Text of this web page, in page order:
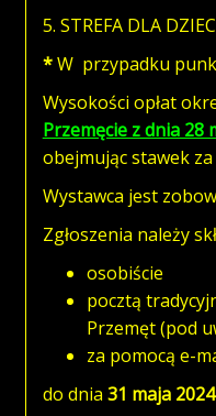
5. STREFA DLA
*W przypadku
Wysokości opłat
Przemęcie z dnia 28
obejmując stawek za
Wystawca jest
Zgłoszenia należy
osobiście
pocztą
Przemęt (pod
za pomocą e-
do dnia 31 maja